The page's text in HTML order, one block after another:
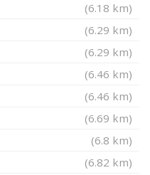
(6.18 km)
(6.29 km)
(6.29 km)
(6.46 km)
(6.46 km)
(6.69 km)
(6.8 km)
(6.82 km)